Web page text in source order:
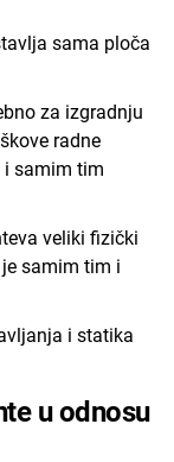
sama ploča
za izgradnju
radne
i samim tim
veliki fizički
samim tim i
i statika
u odnosu